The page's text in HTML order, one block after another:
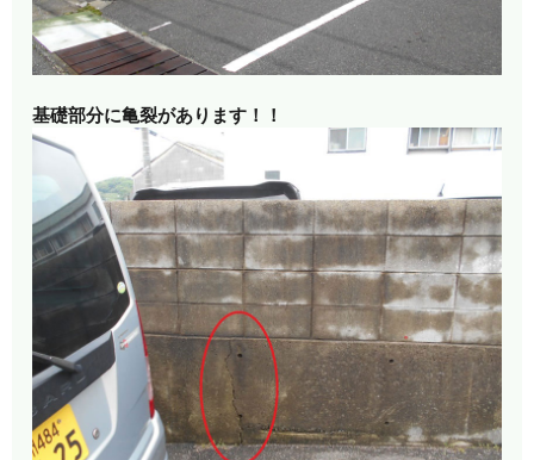
基礎部分に亀裂があります！！